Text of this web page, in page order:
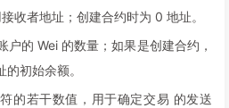
收者地址；创建合约时为 0 地址。
户的 Wei 的数量；如果是创建合约，
初始余额。
的若干数值，用于确定交易 的发送